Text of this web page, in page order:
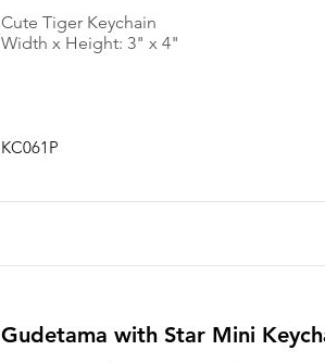
Cute Tiger Keychain
Width x Height: 3" x 4"
KC061P
Gudetama with Star Mini